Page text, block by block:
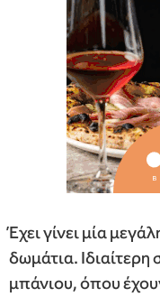
Έχει γίνει μία
δωμάτια.
μπάνιου, όπου